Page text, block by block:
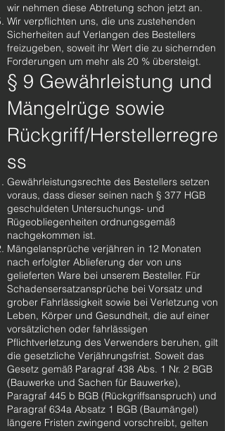
wir nehmen diese Abtretung schon jetzt an.
Wir verpflichten uns, die uns zustehenden
Sicherheiten auf Verlangen des Bestellers
freizugeben, soweit ihr Wert die zu sichernden
Forderungen um mehr als 20 % übersteigt.
§ 9 Gewährleistung und
Mängelrüge sowie
Rückgriff/Herstellerregre
ss
Gewährleistungsrechte des Bestellers setzen
voraus, dass dieser seinen nach § 377 HGB
geschuldeten Untersuchungs- und
Rügeobliegenheiten ordnungsgemäß
nachgekommen ist.
Mängelansprüche verjähren in 12 Monaten
nach erfolgter Ablieferung der von uns
gelieferten Ware bei unserem Besteller. Für
Schadensersatzansprüche bei Vorsatz und
grober Fahrlässigkeit sowie bei Verletzung von
Leben, Körper und Gesundheit, die auf einer
vorsätzlichen oder fahrlässigen
Pflichtverletzung des Verwenders beruhen, gilt
die gesetzliche Verjährungsfrist. Soweit das
Gesetz gemäß Paragraf 438 Abs. 1 Nr. 2 BGB
(Bauwerke und Sachen für Bauwerke),
Paragraf 445 b BGB (Rückgriffsanspruch) und
Paragraf 634a Absatz 1 BGB (Baumängel)
längere Fristen zwingend vorschreibt, gelten